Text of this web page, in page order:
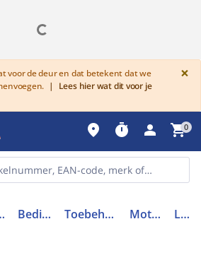
voor de deur en dat betekent dat we
|
Lees hier wat dit voor je
×
place timer person shopping_cart0
signaleren Bedieningen en signaleringen Toebehoren bedieningen en signaleringen Motormanagementsysteem LTMR08EBD